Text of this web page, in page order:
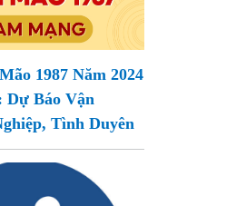
1987 Năm 2024
Dự Báo Vận
Tình Duyên